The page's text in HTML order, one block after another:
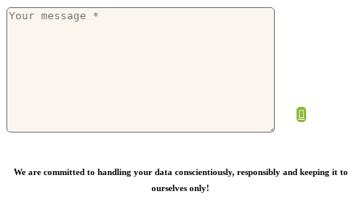
We are committed to handling your data conscientiously, responsibly and keeping it to
ourselves only!